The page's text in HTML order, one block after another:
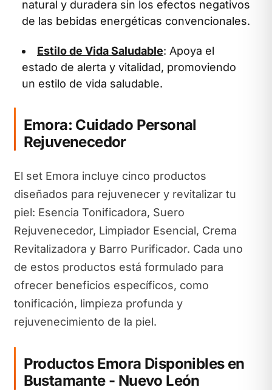
natural y duradera sin los efectos negativos
de las bebidas energéticas convencionales.
Estilo de Vida Saludable: Apoya el
estado de alerta y vitalidad, promoviendo
un estilo de vida saludable.
Emora: Cuidado Personal
Rejuvenecedor
El set Emora incluye cinco productos
diseñados para rejuvenecer y revitalizar tu
piel: Esencia Tonificadora, Suero
Rejuvenecedor, Limpiador Esencial, Crema
Revitalizadora y Barro Purificador. Cada uno
de estos productos está formulado para
ofrecer beneficios específicos, como
tonificación, limpieza profunda y
rejuvenecimiento de la piel.
Productos Emora Disponibles en
Bustamante - Nuevo León